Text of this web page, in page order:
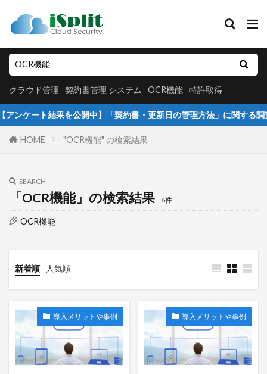
クラウド管理 契約書管理 システム OCR機能 特許取得
ート結果を公開中】「契約書・更新日の管理方法」に関する調査
HOME "OCR機能" の検索結果
SEARCH
「OCR機能」の検索結果 6件
OCR機能
新着順 人気順
導入メリットや事例 導入メリットや事例
クラウド管理 契約書管理 システム
特許取得
カテゴリー
データベース化
データベース管理
データ共有
プレスリリース
メンバー追加
帳票管理